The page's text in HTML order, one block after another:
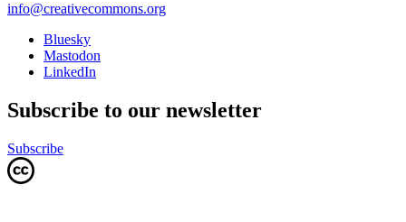
info@creativecommons.org
Bluesky
Mastodon
LinkedIn
Subscribe to our newsletter
Subscribe